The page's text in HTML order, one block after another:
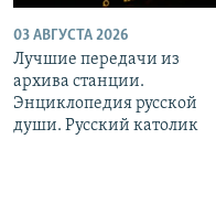
03 АВГУСТА 2026
Лучшие передачи из
архива станции.
Энциклопедия русской
души. Русский католик